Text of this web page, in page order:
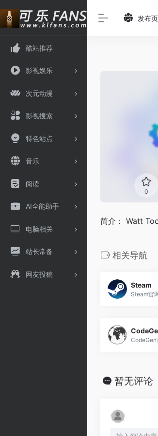
酷站推荐
影视娱乐
次元动漫
影视搜索
特色站点
音乐
阅读
AI全能助手
电脑相关
站长常备
网友投稿
发布页
0
简介： Watt
相关导航
Steam
暂无评论